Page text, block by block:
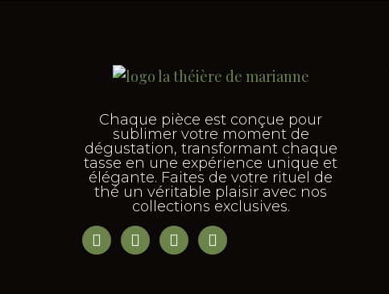
Chaque pièce est conçue pour
sublimer votre moment de
dégustation, transformant chaque
tasse en une expérience unique et
élégante. Faites de votre rituel de
thé un véritable plaisir avec nos
collections exclusives.